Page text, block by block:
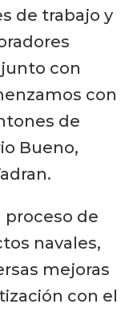
de trabajo y
con
con
de
Bueno,
proceso de
navales,
mejoras
con el